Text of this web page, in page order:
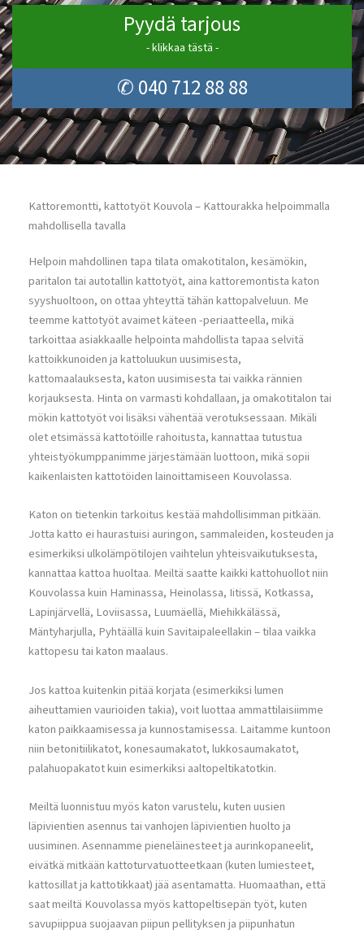
Pyydä tarjous
- klikkaa tästä -
✆ 040 712 88 88
Kattoremontti, kattotyöt Kouvola – Kattourakka helpoimmalla
mahdollisella tavalla
Helpoin mahdollinen tapa tilata omakotitalon, kesämökin,
paritalon tai autotallin kattotyöt, aina kattoremontista katon
syyshuoltoon, on ottaa yhteyttä tähän kattopalveluun. Me
teemme kattotyöt avaimet käteen -periaatteella, mikä
tarkoittaa asiakkaalle helpointa mahdollista tapaa selvitä
kattoikkunoiden ja kattoluukun uusimisesta,
kattomaalauksesta, katon uusimisesta tai vaikka rännien
korjauksesta. Hinta on varmasti kohdallaan, ja omakotitalon tai
mökin kattotyöt voi lisäksi vähentää verotuksessaan. Mikäli
olet etsimässä kattotöille rahoitusta, kannattaa tutustua
yhteistyökumppanimme järjestämään luottoon, mikä sopii
kaikenlaisten kattotöiden lainoittamiseen Kouvolassa.
Katon on tietenkin tarkoitus kestää mahdollisimman pitkään.
Jotta katto ei haurastuisi auringon, sammaleiden, kosteuden ja
esimerkiksi ulkolämpötilojen vaihtelun yhteisvaikutuksesta,
kannattaa kattoa huoltaa. Meiltä saatte kaikki kattohuollot niin
Kouvolassa kuin Haminassa, Heinolassa, Iitissä, Kotkassa,
Lapinjärvellä, Loviisassa, Luumäellä, Miehikkälässä,
Mäntyharjulla, Pyhtäällä kuin Savitaipaleellakin – tilaa vaikka
kattopesu tai katon maalaus.
Jos kattoa kuitenkin pitää korjata (esimerkiksi lumen
aiheuttamien vaurioiden takia), voit luottaa ammattilaisiimme
katon paikkaamisessa ja kunnostamisessa. Laitamme kuntoon
niin betonitiilikatot, konesaumakatot, lukkosaumakatot,
palahuopakatot kuin esimerkiksi aaltopeltikatotkin.
Meiltä luonnistuu myös katon varustelu, kuten uusien
läpivientien asennus tai vanhojen läpivientien huolto ja
uusiminen. Asennamme pieneläinesteet ja aurinkopaneelit,
eivätkä mitkään kattoturvatuotteetkaan (kuten lumiesteet,
kattosillat ja kattotikkaat) jää asentamatta. Huomaathan, että
saat meiltä Kouvolassa myös kattopeltisepän työt, kuten
savupiippua suojaavan piipun pellityksen ja piipunhatun